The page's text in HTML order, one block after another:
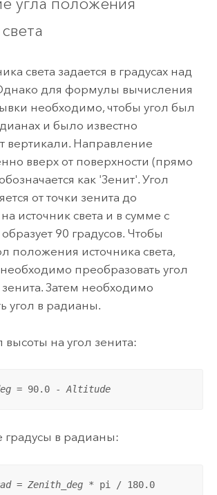
света задается в градусах над
для формулы вычисления
необходимо, чтобы угол был
и было известно
вертикали. Направление
вверх от поверхности (прямо
как 'Зенит'. Угол
от точки зенита до
источник света и в сумме с
90 градусов. Чтобы
положения источника света,
преобразовать угол
зенита. Затем необходимо
угол в радианы.
высоты на угол зенита:
= 90.0 - Altitude
градусы в радианы:
= Zenith_deg * pi / 180.0